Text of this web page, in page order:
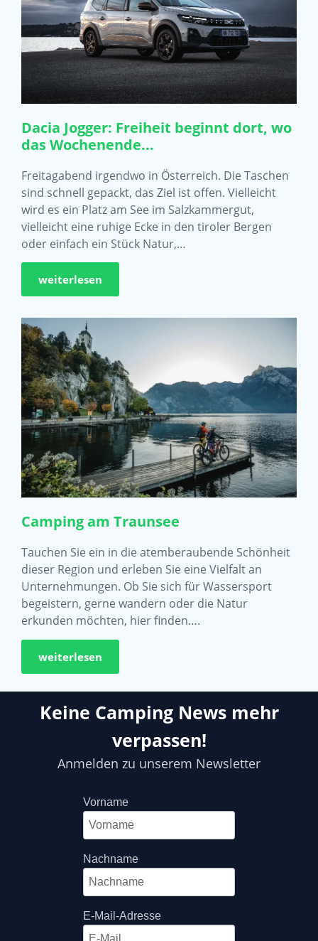
Dacia Jogger: Freiheit beginnt dort, wo
das Wochenende...
Freitagabend irgendwo in Österreich. Die Taschen
sind schnell gepackt, das Ziel ist offen. Vielleicht
wird es ein Platz am See im Salzkammergut,
vielleicht eine ruhige Ecke in den tiroler Bergen
oder einfach ein Stück Natur,…
weiterlesen
Camping am Traunsee
Tauchen Sie ein in die atemberaubende Schönheit
dieser Region und erleben Sie eine Vielfalt an
Unternehmungen. Ob Sie sich für Wassersport
begeistern, gerne wandern oder die Natur
erkunden möchten, hier finden….
weiterlesen
Keine Camping News mehr
verpassen!
Anmelden zu unserem Newsletter
Vorname
Nachname
E-Mail-Adresse